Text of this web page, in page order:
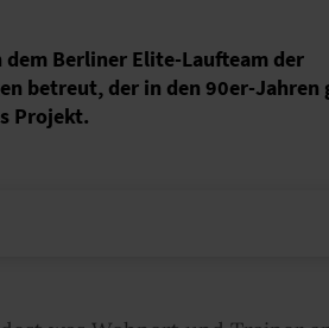
Berliner Elite-Laufteam der
betreut, der in den 90er-Jahren
Projekt.